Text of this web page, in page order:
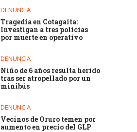
DENUNCIA
Tragedia en Cotagaita:
Investigan a tres policías
por muerte en operativo
DENUNCIA
Niño de 6 años resulta herido
tras ser atropellado por un
minibús
DENUNCIA
Vecinos de Oruro temen por
aumento en precio del GLP